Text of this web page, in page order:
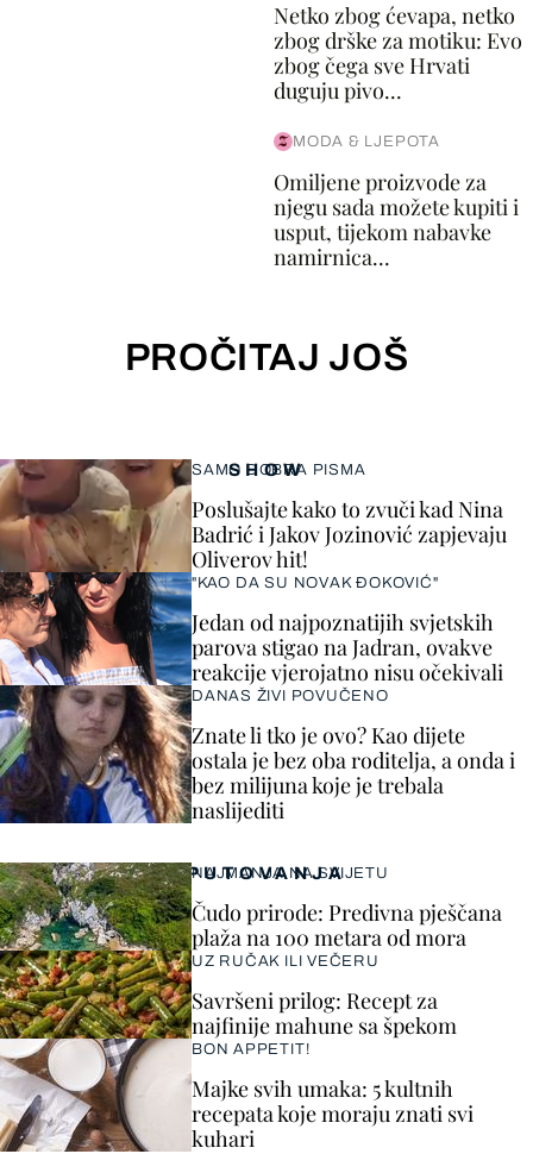
Netko zbog ćevapa, netko
zbog drške za motiku: Evo
zbog čega sve Hrvati
duguju pivo...
MODA & LJEPOTA
Omiljene proizvode za
njegu sada možete kupiti i
usput, tijekom nabavke
namirnica...
PROČITAJ JOŠ
SHOW
SAMO DOBRA PISMA
Poslušajte kako to zvuči kad Nina
Badrić i Jakov Jozinović zapjevaju
Oliverov hit!
"KAO DA SU NOVAK ĐOKOVIĆ"
Jedan od najpoznatijih svjetskih
parova stigao na Jadran, ovakve
reakcije vjerojatno nisu očekivali
DANAS ŽIVI POVUČENO
Znate li tko je ovo? Kao dijete
ostala je bez oba roditelja, a onda i
bez milijuna koje je trebala
naslijediti
PUTOVANJA
NAJMANJA NA SVIJETU
Čudo prirode: Predivna pješčana
plaža na 100 metara od mora
UZ RUČAK ILI VEČERU
Savršeni prilog: Recept za
najfinije mahune sa špekom
BON APPETIT!
Majke svih umaka: 5 kultnih
recepata koje moraju znati svi
kuhari